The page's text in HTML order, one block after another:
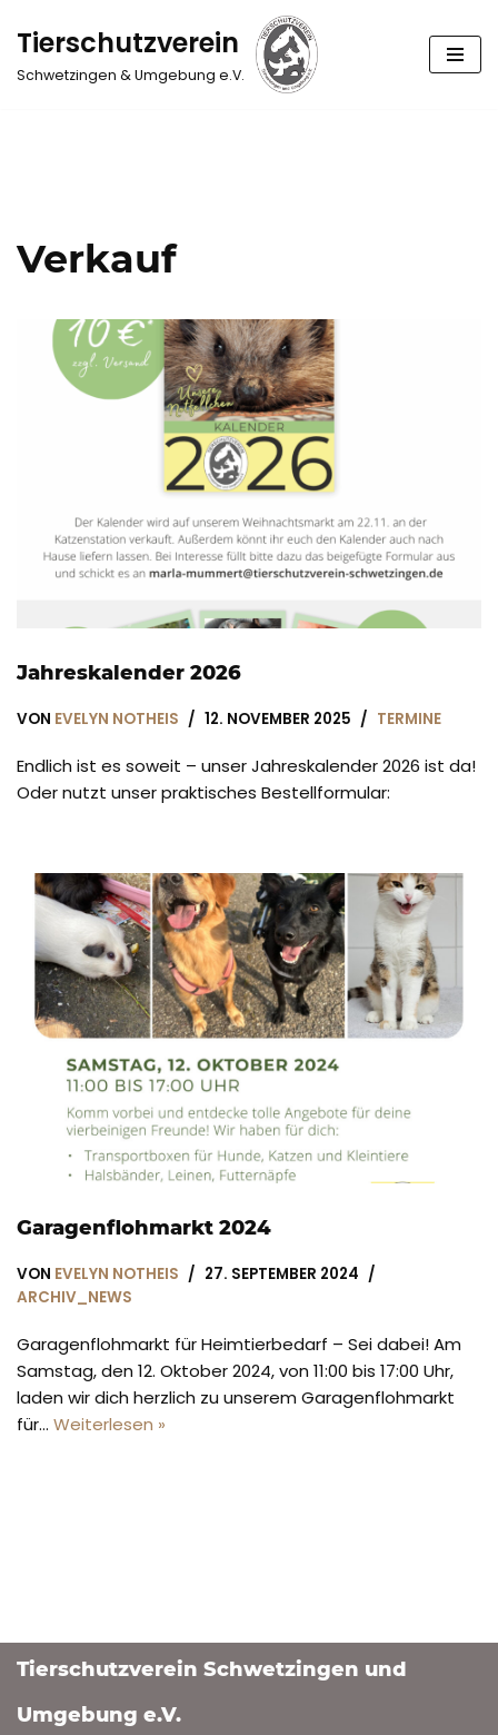
Zum
Inhalt
Tierschutzverein
Schwetzingen & Umgebung e.V.
Verkauf
Jahreskalender 2026
VON EVELYN NOTHEIS 12. NOVEMBER 2025 TERMINE
Endlich ist es soweit – unser Jahreskalender 2026 ist da!
Oder nutzt unser praktisches Bestellformular:
Garagenflohmarkt 2024
VON EVELYN NOTHEIS
27. SEPTEMBER 2024
ARCHIV_NEWS
Garagenflohmarkt für Heimtierbedarf – Sei dabei! Am
Samstag, den 12. Oktober 2024, von 11:00 bis 17:00 Uhr,
laden wir dich herzlich zu unserem Garagenflohmarkt
für… Weiterlesen »
Tierschutzverein Schwetzingen und
Umgebung e.V.